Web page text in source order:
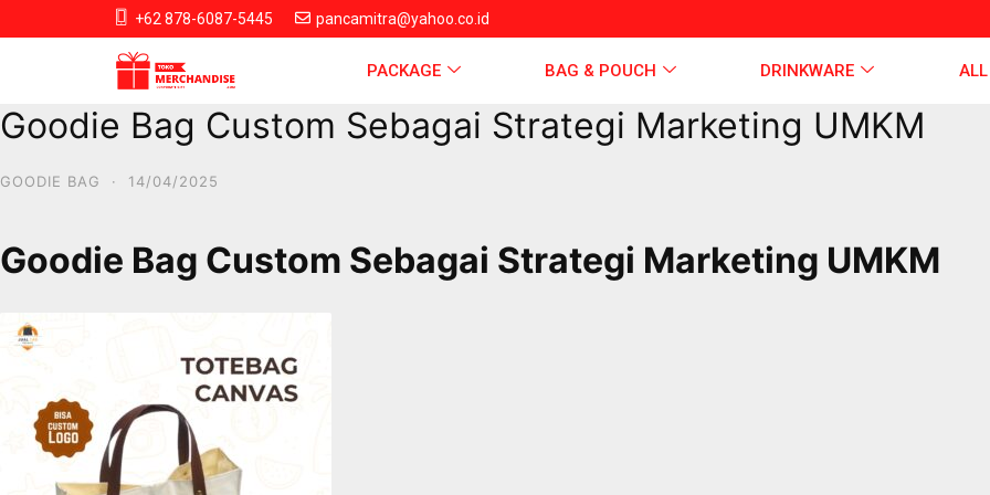
+62 878-6087-5445 pancamitra@yahoo.co.id
PACKAGE BAG & POUCH DRINKWARE
Goodie Bag Custom Sebagai Strategi Marketing UMKM
GOODIE BAG · 14/04/2025
Goodie Bag Custom Sebagai Strategi Marketing UMKM